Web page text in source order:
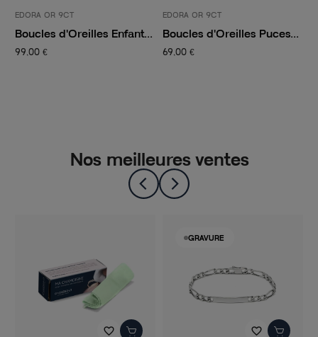
EDORA OR 9CT
Boucles d'Oreilles Enfant...
99,00 €
EDORA OR 9CT
Boucles d'Oreilles Puces...
69,00 €
Nos meilleures ventes
favorite_border
GRAVURE
favorite_border